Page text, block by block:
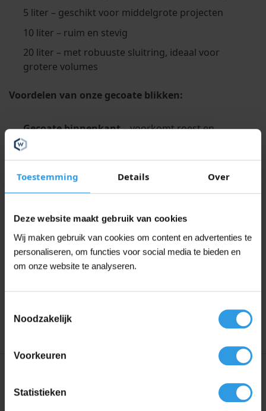
Toestemming Details Over
Deze website maakt gebruik van cookies
Wij maken gebruik van cookies om content en advertenties te
personaliseren, om functies voor social media te bieden en
om onze website te analyseren.
Noodzakelijk
Voorkeuren
Statistieken
5 liter – geschikt voor middelgrote projecten
10 liter – ruim en stevig
20 liter – met robuuste sluitring, ideaal voor
grotere volumes
Voordelen van onze gecoate blikken:
Gecoate binnenkant– voorkomt roest en
aantasting
Dit leeg verfblik is geschikt voor waterbasis én
terpentinebasis
Goed afsluitbare dekselvoor veilige opslag
Stevig en herbruikbaar– lange levensduur
Professionele kwaliteitvoor werkplaats en
particulier gebruik
betrouwbare, veilige verpakking voor al uw verf- en